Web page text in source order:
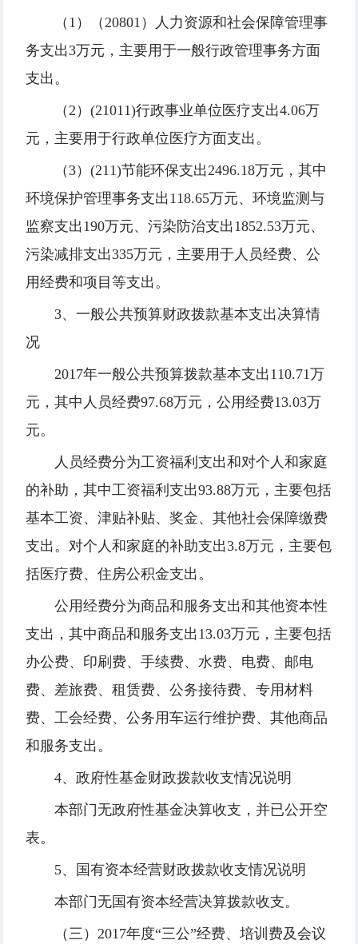
（1）（20801）人力资源和社会保障管理事
务支出3万元，主要用于一般行政管理事务方面
支出。
（2）(21011)行政事业单位医疗支出4.06万
元，主要用于行政单位医疗方面支出。
（3）(211)节能环保支出2496.18万元，其中
环境保护管理事务支出118.65万元、环境监测与
监察支出190万元、污染防治支出1852.53万元、
污染减排支出335万元，主要用于人员经费、公
用经费和项目等支出。
3、一般公共预算财政拨款基本支出决算情
况
2017年一般公共预算拨款基本支出110.71万
元，其中人员经费97.68万元，公用经费13.03万
元。
人员经费分为工资福利支出和对个人和家庭
的补助，其中工资福利支出93.88万元，主要包括
基本工资、津贴补贴、奖金、其他社会保障缴费
支出。对个人和家庭的补助支出3.8万元，主要包
括医疗费、住房公积金支出。
公用经费分为商品和服务支出和其他资本性
支出，其中商品和服务支出13.03万元，主要包括
办公费、印刷费、手续费、水费、电费、邮电
费、差旅费、租赁费、公务接待费、专用材料
费、工会经费、公务用车运行维护费、其他商品
和服务支出。
4、政府性基金财政拨款收支情况说明
本部门无政府性基金决算收支，并已公开空
表。
5、国有资本经营财政拨款收支情况说明
本部门无国有资本经营决算拨款收支。
（三）2017年度“三公”经费、培训费及会议